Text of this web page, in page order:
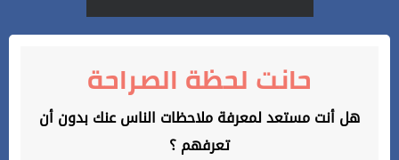
حانت لحظة الصراحة
هل أنت مستعد لمعرفة ملاحظات الناس عنك بدون أن
تعرفهم ؟